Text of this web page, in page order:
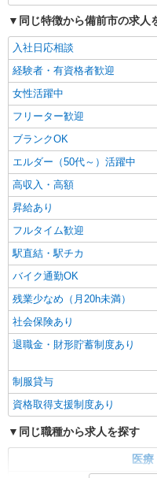
キープ
同じ特徴から備前市の求人
入社日応相談
経験者・有資格者歓迎
女性活躍中
フリーター歓迎
ブランクOK
エルダー（50代～）活躍中
高収入・高額
昇給あり
フルタイム歓迎
駅直結・駅チカ
バイク通勤OK
残業少なめ（月20h未満）
社会保険あり
退職金・財形貯蓄制度あり
制服貸与
資格取得支援制度あり
同じ職種から求人を探す
医療